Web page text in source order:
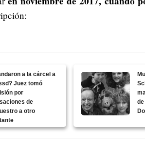
a la cárcel a
Juez tomó
por
de
a otro